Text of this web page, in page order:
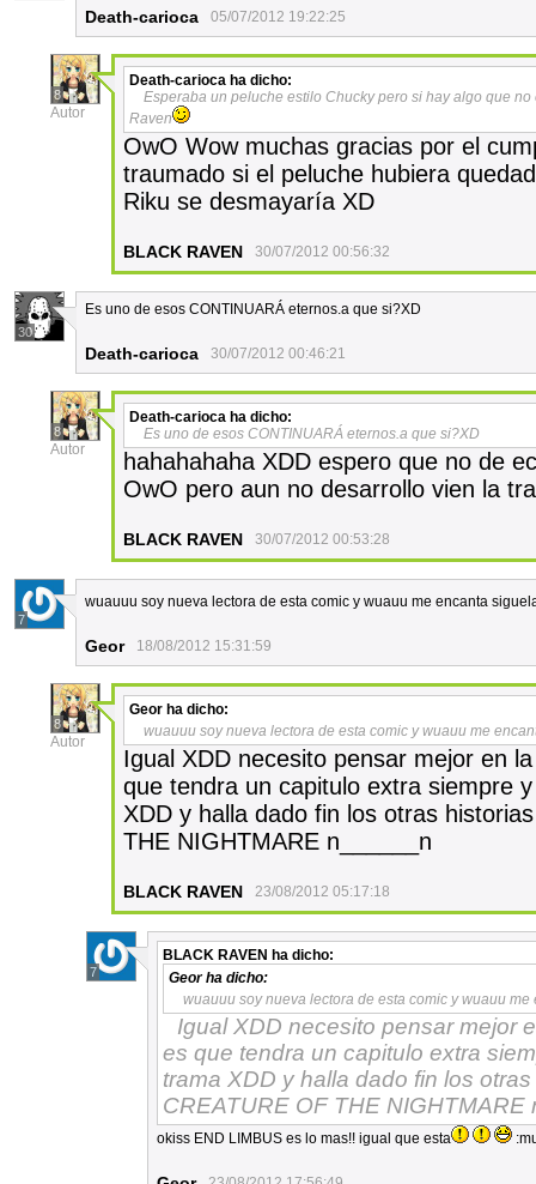
Death-carioca 05/07/2012 19:22:25
8
Autor
Death-carioca ha dicho:
Esperaba un peluche estilo Chucky pero si hay algo que
Raven
OwO Wow muchas gracias por el
traumado si el peluche hubiera
Riku se desmayaría XD
BLACK RAVEN 30/07/2012 00:56:32
30
Es uno de esos CONTINUARÁ eternos.a que si?XD
Death-carioca 30/07/2012 00:46:21
8
Autor
Death-carioca ha dicho:
Es uno de esos CONTINUARÁ eternos.a que si?XD
hahahahaha XDD espero que no de
OwO pero aun no desarrollo vien la
BLACK RAVEN 30/07/2012 00:53:28
7
wuauuu soy nueva lectora de esta comic y wuauu me encanta
Geor 18/08/2012 15:31:59
8
Autor
Geor ha dicho:
wuauuu soy nueva lectora de esta comic y wuauu me
Igual XDD necesito pensar mejor en
que tendra un capitulo extra siempre
XDD y halla dado fin los otras
THE NIGHTMARE n______n
BLACK RAVEN 23/08/2012 05:17:18
7
BLACK RAVEN ha dicho:
Georha dicho:
wuauuu soy nueva lectora de esta comic y wuauu
Igual XDD necesito pensar mejor
es que tendra un capitulo extra
trama XDD y halla dado fin los
CREATURE OF THE NIGHTMARE
okiss END LIMBUS es lo mas!! igual que esta